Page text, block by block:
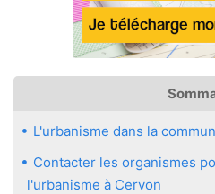
L'urbanisme dans la
Contacter les organismes
l'urbanisme à Cervon